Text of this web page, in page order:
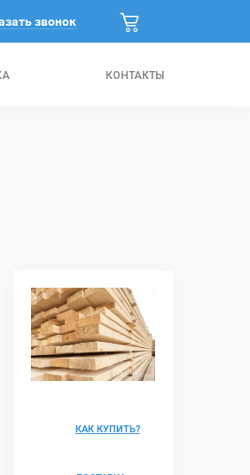
КОНТАКТЫ
звонок
КАК КУПИТЬ?